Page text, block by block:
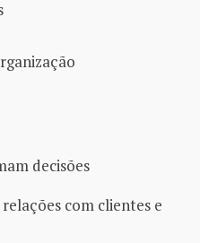
decisões
com clientes e